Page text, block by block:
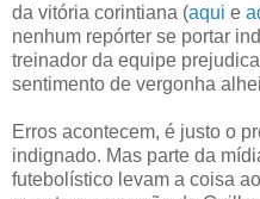
da vitória corintiana (aqui e
nenhum repórter se portar
treinador da equipe
sentimento de vergonha
Erros acontecem, é justo o
indignado. Mas parte da
futebolístico levam a coisa